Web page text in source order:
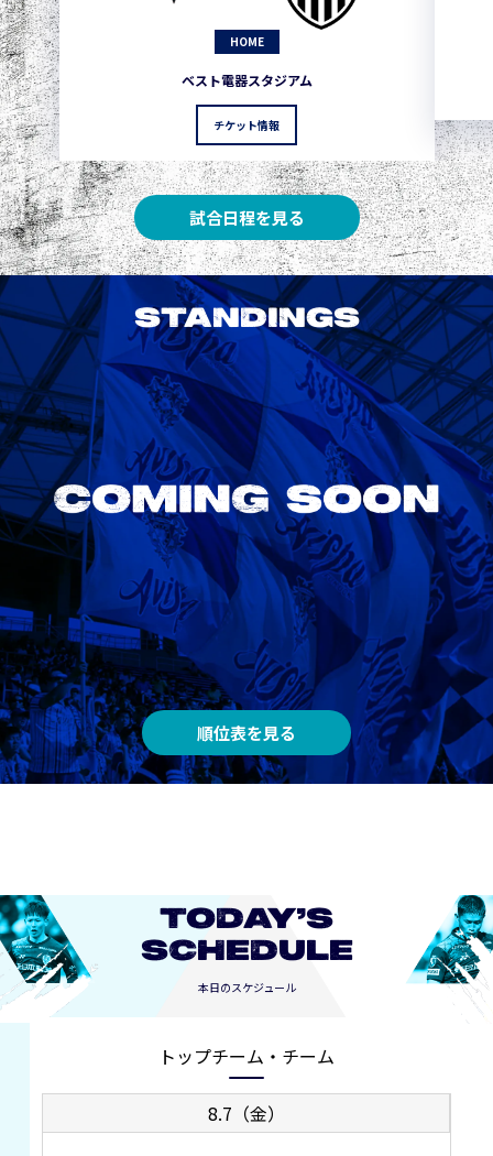
HOME
ベスト電器スタジアム
チケット情報
試合日程を見る
STANDINGS
順位表を見る
TODAY’S
SCHEDULE
本日のスケジュール
トップチーム・チーム
8.7（金）